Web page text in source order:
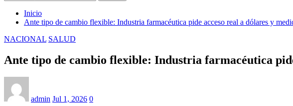
Inicio
Ante tipo de cambio flexible: Industria farmacéutica pide acceso real a dólares y
NACIONAL SALUD
Ante tipo de cambio flexible: Industria farmacéutica
admin Jul 1, 2026 0